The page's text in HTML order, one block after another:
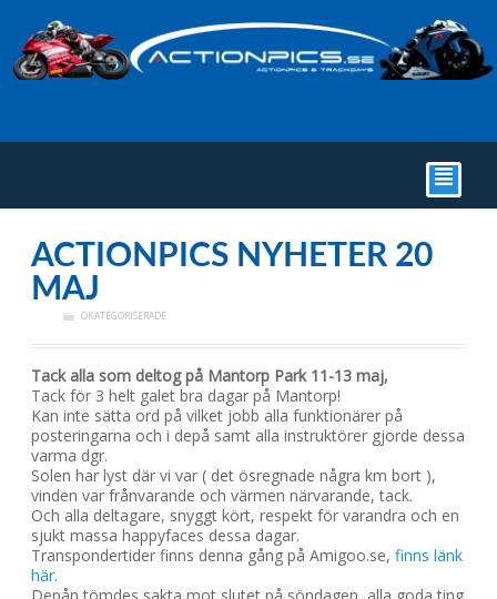
²
ACTIONPICS NYHETER 20
MAJ
OKATEGORISERADE
Tack alla som deltog på Mantorp Park 11-13 maj,
Tack för 3 helt galet bra dagar på Mantorp!
Kan inte sätta ord på vilket jobb alla funktionärer på
posteringarna och i depå samt alla instruktörer gjorde dessa
varma dgr.
Solen har lyst där vi var ( det ösregnade några km bort ),
vinden var frånvarande och värmen närvarande, tack.
Och alla deltagare, snyggt kört, respekt för varandra och en
sjukt massa happyfaces dessa dagar.
Transpondertider finns denna gång på Amigoo.se,finns länk
här.